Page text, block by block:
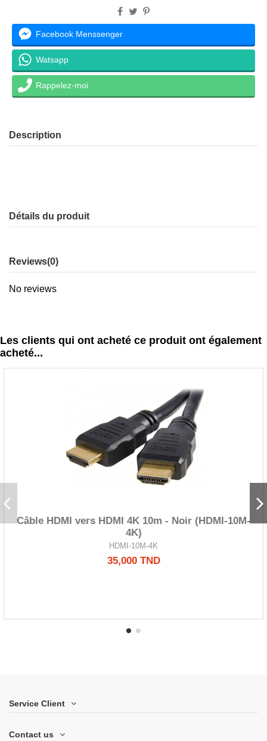
Facebook Menssenger
Watsapp
Rappelez-moi
Description
Détails du produit
Reviews(0)
No reviews
Les clients qui ont acheté ce produit ont également
acheté...
Câble HDMI vers HDMI 4K 10m - Noir (HDMI-10M-
4K)
HDMI-10M-4K
35,000 TND
Service Client
Contact us